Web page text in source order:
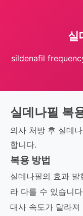
실
sildenafil
실데나필 복
의사 처방 후 실데
합니다.
복용 방법
실데나필의 효과
라 다를 수 있습니
대사 속도가 달라